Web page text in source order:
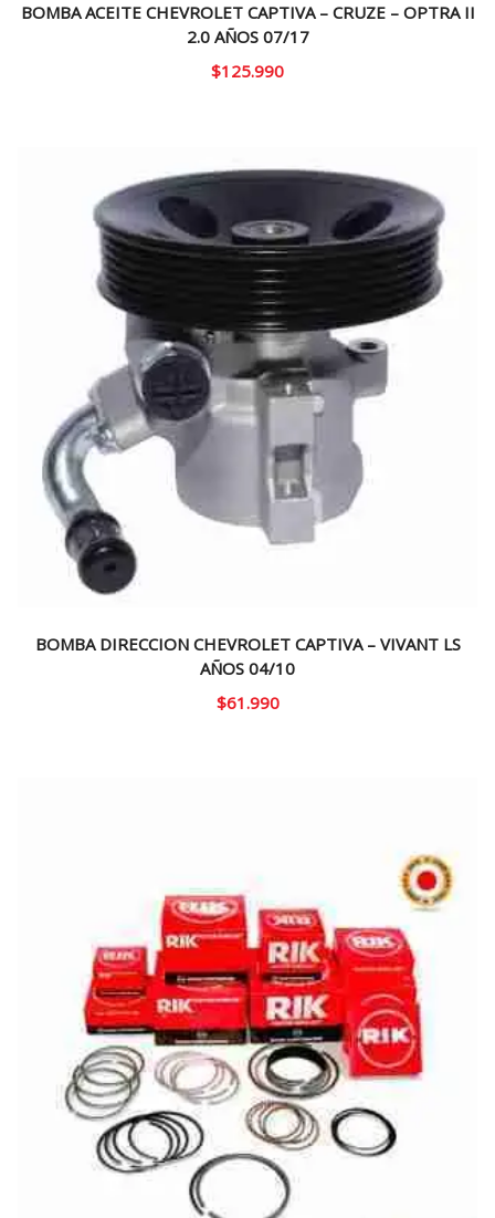
BOMBA ACEITE CHEVROLET CAPTIVA – CRUZE – OPTRA II
2.0 AÑOS 07/17
$125.990
BOMBA DIRECCION CHEVROLET CAPTIVA – VIVANT LS
AÑOS 04/10
$61.990